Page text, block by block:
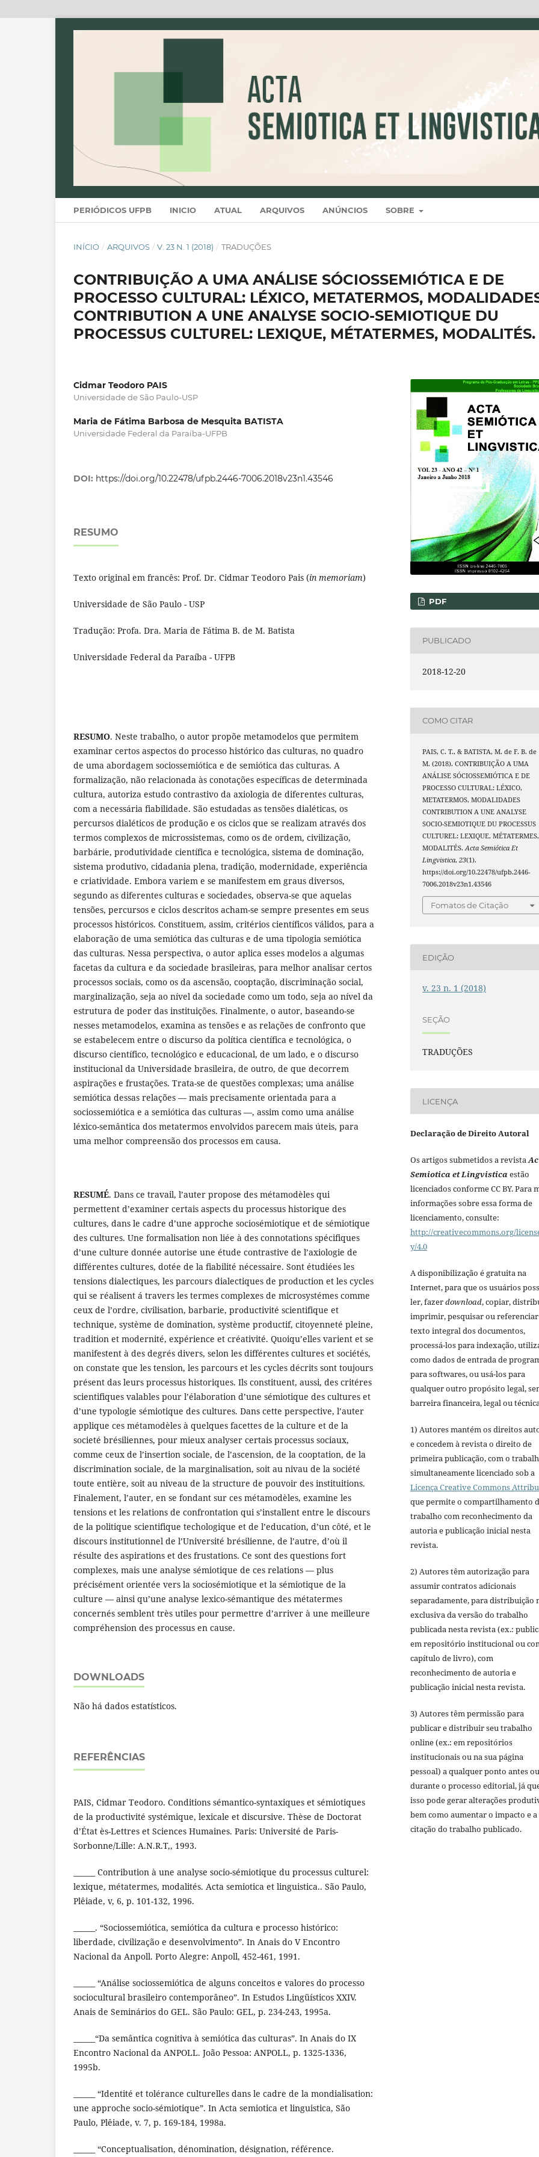
PERIÓDICOS UFPB INICIO ATUAL ARQUIVOS ANÚNCIOS SOBRE
INÍCIO / ARQUIVOS / V. 23 N. 1 (2018) / TRADUÇÕES
CONTRIBUIÇÃO A UMA ANÁLISE SÓCIOSSEMIÓTICA E DE
PROCESSO CULTURAL: LÉXICO, METATERMOS,
CONTRIBUTION A UNE ANALYSE SOCIO-SEMIOTIQUE DU
PROCESSUS CULTUREL: LEXIQUE, MÉTATERMES, MODALITÉS.
Cidmar Teodoro PAIS
Universidade de São Paulo-USP
Maria de Fátima Barbosa de Mesquita BATISTA
Universidade Federal da Paraíba-UFPB
DOI: https://doi.org/10.22478/ufpb.2446-7006.2018v23n1.43546
RESUMO
Texto original em francês: Prof. Dr. Cidmar Teodoro Pais (in memoriam)
Universidade de São Paulo - USP
Tradução: Profa. Dra. Maria de Fátima B. de M. Batista
Universidade Federal da Paraíba - UFPB
RESUMO. Neste trabalho, o autor propõe metamodelos que permitem
examinar certos aspectos do processo histórico das culturas, no quadro
de uma abordagem sociossemiótica e de semiótica das culturas. A
formalização, não relacionada às conotações específicas de determinada
cultura, autoriza estudo contrastivo da axiologia de diferentes culturas,
com a necessária fiabilidade. São estudadas as tensões dialéticas, os
percursos dialéticos de produção e os ciclos que se realizam através dos
termos complexos de microssistemas, como os de ordem, civilização,
barbárie, produtividade científica e tecnológica, sistema de dominação,
sistema produtivo, cidadania plena, tradição, modernidade, experiência
e criatividade. Embora variem e se manifestem em graus diversos,
segundo as diferentes culturas e sociedades, observa-se que aquelas
tensões, percursos e ciclos descritos acham-se sempre presentes em seus
processos históricos. Constituem, assim, critérios científicos válidos, para a
elaboração de uma semiótica das culturas e de uma tipologia semiótica
das culturas. Nessa perspectiva, o autor aplica esses modelos a algumas
facetas da cultura e da sociedade brasileiras, para melhor analisar certos
processos sociais, como os da ascensão, cooptação, discriminação social,
marginalização, seja ao nível da sociedade como um todo, seja ao nível da
estrutura de poder das instituições. Finalmente, o autor, baseando-se
nesses metamodelos, examina as tensões e as relações de confronto que
se estabelecem entre o discurso da política científica e tecnológica, o
discurso científico, tecnológico e educacional, de um lado, e o discurso
institucional da Universidade brasileira, de outro, de que decorrem
aspirações e frustações. Trata-se de questões complexas; uma análise
semiótica dessas relações ― mais precisamente orientada para a
sociossemiótica e a semiótica das culturas ―, assim como uma análise
léxico-semântica dos metatermos envolvidos parecem mais úteis, para
uma melhor compreensão dos processos em causa.
RESUMÉ. Dans ce travail, l’auter propose des métamodèles qui
permettent d’examiner certais aspects du processus historique des
cultures, dans le cadre d’une approche sociosémiotique et de sémiotique
des cultures. Une formalisation non liée à des connotations spécifiques
d’une culture donnée autorise une étude contrastive de l’axiologie de
différentes cultures, dotée de la fiabilité nécessaire. Sont étudiées les
tensions dialectiques, les parcours dialectiques de production et les cycles
qui se réalisent á travers les termes complexes de microsystémes comme
ceux de l’ordre, civilisation, barbarie, productivité scientifique et
technique, système de domination, système productif, citoyenneté pleine,
tradition et modernité, expérience et créativité. Quoiqu’elles varient et se
manifestent à des degrés divers, selon les différentes cultures et sociétés,
on constate que les tension, les parcours et les cycles décrits sont toujours
présent das leurs processus historiques. Ils constituent, aussi, des critéres
scientifiques valables pour l’élaboration d’une sémiotique des cultures et
d’une typologie sémiotique des cultures. Dans cette perspective, l’auter
applique ces métamodèles à quelques facettes de la culture et de la
societé brésiliennes, pour mieux analyser certais processus sociaux,
comme ceux de l’insertion sociale, de l’ascension, de la cooptation, de la
discrimination sociale, de la marginalisation, soit au nivau de la société
toute entière, soit au niveau de la structure de pouvoir des instituitions.
Finalement, l’auter, en se fondant sur ces métamodèles, examine les
tensions et les relations de confrontation qui s’installent entre le discours
de la politique scientifique techologique et de l’education, d’un côté, et le
discours institutionnel de l’Université brésilienne, de l’autre, d’où il
résulte des aspirations et des frustations. Ce sont des questions fort
complexes, mais une analyse sémiotique de ces relations ― plus
précisément orientée vers la sociosémiotique et la sémiotique de la
culture ― ainsi qu’une analyse lexico-sémantique des métatermes
concernés semblent très utiles pour permettre d’arriver à une meilleure
compréhension des processus en cause.
DOWNLOADS
Não há dados estatísticos.
REFERÊNCIAS
PAIS, Cidmar Teodoro. Conditions sémantico-syntaxiques et sémiotiques
de la productivité systémique, lexicale et discursive. Thèse de Doctorat
d’État ès-Lettres et Sciences Humaines. Paris: Université de Paris-
Sorbonne/Lille: A.N.R.T,, 1993.
______ Contribution à une analyse socio-sémiotique du processus culturel:
lexique, métatermes, modalités. Acta semiotica et linguistica.. São Paulo,
Plêiade, v, 6, p. 101-132, 1996.
______. “Sociossemiótica, semiótica da cultura e processo histórico:
liberdade, civilização e desenvolvimento”. In Anais do V Encontro
Nacional da Anpoll. Porto Alegre: Anpoll, 452-461, 1991.
______ “Análise sociossemiótica de alguns conceitos e valores do processo
sociocultural brasileiro contemporâneo”. In Estudos Lingüísticos XXIV.
Anais de Seminários do GEL. São Paulo: GEL, p. 234-243, 1995a.
______“Da semântica cognitiva à semiótica das culturas”. In Anais do IX
Encontro Nacional da ANPOLL. João Pessoa: ANPOLL, p. 1325-1336,
1995b.
______ “Identité et tolérance culturelles dans le cadre de la mondialisation:
une approche socio-sémiotique”. In Acta semiotica et linguistica, São
Paulo, Plêiade, v. 7, p. 169-184, 1998a.
______ “Conceptualisation, dénomination, désignation, référence.
PDF
PUBLICADO
2018-12-20
COMO CITAR
PAIS, C. T., & BATISTA, M. de F. B. de
M. (2018). CONTRIBUIÇÃO A UMA
ANÁLISE SÓCIOSSEMIÓTICA E DE
PROCESSO CULTURAL: LÉXICO,
METATERMOS, MODALIDADES
CONTRIBUTION A UNE ANALYSE
SOCIO-SEMIOTIQUE DU PROCESSUS
CULTUREL: LEXIQUE, MÉTATERMES,
MODALITÉS.Acta Semiótica Et
Lingvistica,23(1).
https://doi.org/10.22478/ufpb.2446-
7006.2018v23n1.43546
Fomatos de Citação
EDIÇÃO
v. 23 n. 1 (2018)
SEÇÃO
TRADUÇÕES
LICENÇA
Declaração de Direito Autoral
Os artigos submetidos a revista
Semiotica et Lingvistica estão
licenciados conforme CC BY. Para
informações sobre essa forma de
licenciamento, consulte:
http://creativecommons.org/
y/4.0
A disponibilização é gratuita na
Internet, para que os usuários
ler, fazerdownload, copiar,
imprimir, pesquisar ou
texto integral dos documentos,
processá-los para indexação,
como dados de entrada de
para softwares, ou usá-los para
qualquer outro propósito legal,
barreira financeira, legal ou
1) Autores mantém os direitos
e concedem à revista o direito de
primeira publicação, com o
simultaneamente licenciado sob a
Licença Creative Commons
que permite o compartilhamento
trabalho com reconhecimento da
autoria e publicação inicial nesta
revista.
2) Autores têm autorização para
assumir contratos adicionais
separadamente, para distribuição
exclusiva da versão do trabalho
publicada nesta revista (ex.:
em repositório institucional ou
capítulo de livro), com
reconhecimento de autoria e
publicação inicial nesta revista.
3) Autores têm permissão para
publicar e distribuir seu trabalho
online (ex.: em repositórios
institucionais ou na sua página
pessoal) a qualquer ponto antes ou
durante o processo editorial, já
isso pode gerar alterações
bem como aumentar o impacto e a
citação do trabalho publicado.